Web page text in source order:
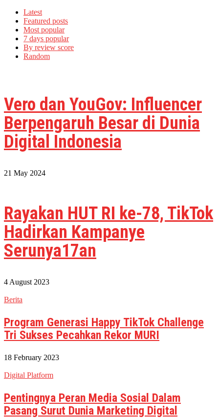
Latest
Featured posts
Most popular
7 days popular
By review score
Random
Vero dan YouGov: Influencer
Berpengaruh Besar di Dunia
Digital Indonesia
21 May 2024
Rayakan HUT RI ke-78, TikTok
Hadirkan Kampanye
Serunya17an
4 August 2023
Berita
Program Generasi Happy TikTok Challenge
Tri Sukses Pecahkan Rekor MURI
18 February 2023
Digital Platform
Pentingnya Peran Media Sosial Dalam
Pasang Surut Dunia Marketing Digital